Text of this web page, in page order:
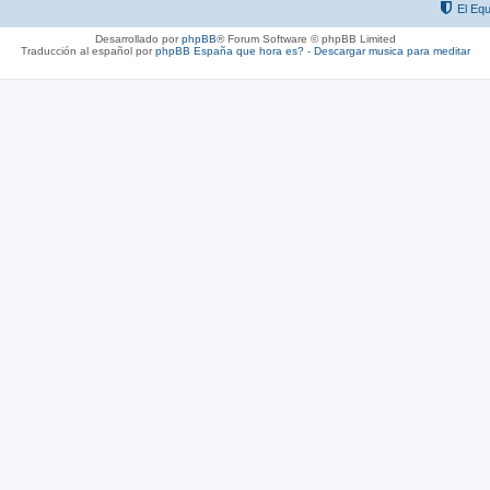
El
Desarrollado porphpBB® Forum Software © phpBB Limited
Traducción al español porphpBB España que hora es?- Descargar musica para meditar